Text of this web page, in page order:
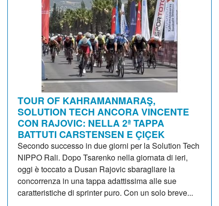
TOUR OF KAHRAMANMARAŞ,
SOLUTION TECH ANCORA VINCENTE
CON RAJOVIC: NELLA 2ª TAPPA
BATTUTI CARSTENSEN E ÇIÇEK
Secondo successo in due giorni per la Solution Tech
NIPPO Rali. Dopo Tsarenko nella giornata di ieri,
oggi è toccato a Dusan Rajovic sbaragliare la
concorrenza in una tappa adattissima alle sue
caratteristiche di sprinter puro. Con un solo breve...